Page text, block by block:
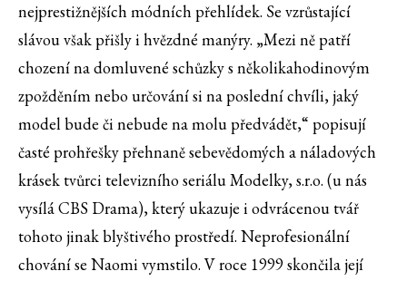
nejprestižnějších módních přehlídek. Se vzrůstající
slávou však přišly i hvězdné manýry. „Mezi ně patří
chození na domluvené schůzky s několikahodinovým
zpožděním nebo určování si na poslední chvíli, jaký
model bude či nebude na molu předvádět,“ popisují
časté prohřešky přehnaně sebevědomých a náladových
krásek tvůrci televizního seriálu Modelky, s.r.o. (u nás
vysílá CBS Drama), který ukazuje i odvrácenou tvář
tohoto jinak blyštivého prostředí. Neprofesionální
chování se Naomi vymstilo. V roce 1999 skončila její